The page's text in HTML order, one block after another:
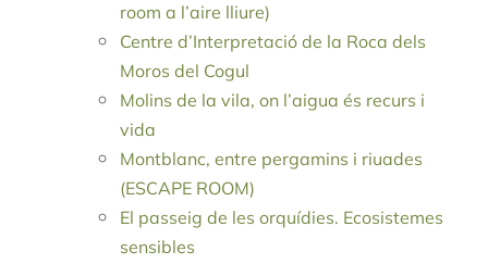
room a l’aire lliure)
Centre d’Interpretació de la Roca dels
Moros del Cogul
Molins de la vila, on l’aigua és recurs i
vida
Montblanc, entre pergamins i riuades
(ESCAPE ROOM)
El passeig de les orquídies. Ecosistemes
sensibles